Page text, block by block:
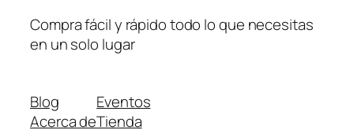
Compra fácil y rápido todo lo que necesitas
en un solo lugar
Blog
Acerca de
Eventos
Tienda